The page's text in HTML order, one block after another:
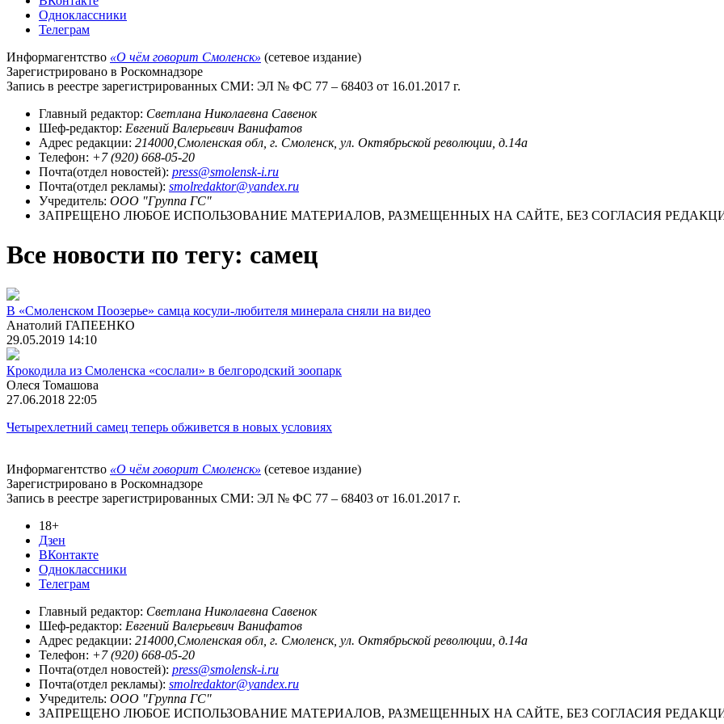
Одноклассники
Телеграм
Информагентство «О чём говорит Смоленск» (сетевое издание)
Зарегистрировано в Роскомнадзоре
Запись в реестре зарегистрированных СМИ: ЭЛ № ФС 77 – 68403 от 16.01.2017 г.
Главный редактор: Светлана Николаевна Савенок
Шеф-редактор: Евгений Валерьевич Ванифатов
Адрес редакции: 214000,Смоленская обл, г. Смоленск, ул. Октябрьской революции, д.14а
Телефон: +7 (920) 668-05-20
Почта(отдел новостей): press@smolensk-i.ru
Почта(отдел рекламы): smolredaktor@yandex.ru
Учредитель: ООО "Группа ГС"
ЗАПРЕЩЕНО ЛЮБОЕ ИСПОЛЬЗОВАНИЕ МАТЕРИАЛОВ, РАЗМЕЩЕННЫХ НА САЙТЕ, БЕЗ СОГЛАСИЯ
Все новости по тегу: самец
В «Смоленском Поозерье» самца косули-любителя минерала сняли на видео
Анатолий ГАПЕЕНКО
29.05.2019 14:10
Крокодила из Смоленска «сослали» в белгородский зоопарк
Олеся Томашова
27.06.2018 22:05
Четырехлетний самец теперь обживется в новых условиях
Информагентство «О чём говорит Смоленск» (сетевое издание)
Зарегистрировано в Роскомнадзоре
Запись в реестре зарегистрированных СМИ: ЭЛ № ФС 77 – 68403 от 16.01.2017 г.
18+
Дзен
ВКонтакте
Одноклассники
Телеграм
Главный редактор: Светлана Николаевна Савенок
Шеф-редактор: Евгений Валерьевич Ванифатов
Адрес редакции: 214000,Смоленская обл, г. Смоленск, ул. Октябрьской революции, д.14а
Телефон: +7 (920) 668-05-20
Почта(отдел новостей): press@smolensk-i.ru
Почта(отдел рекламы): smolredaktor@yandex.ru
Учредитель: ООО "Группа ГС"
ЗАПРЕЩЕНО ЛЮБОЕ ИСПОЛЬЗОВАНИЕ МАТЕРИАЛОВ, РАЗМЕЩЕННЫХ НА САЙТЕ, БЕЗ СОГЛАСИЯ